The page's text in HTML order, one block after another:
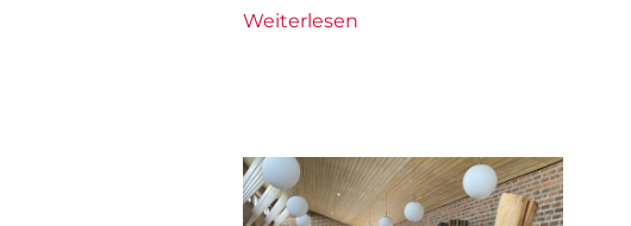
Weiterlesen